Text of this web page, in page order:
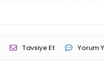
Tavsiye Et Yorum